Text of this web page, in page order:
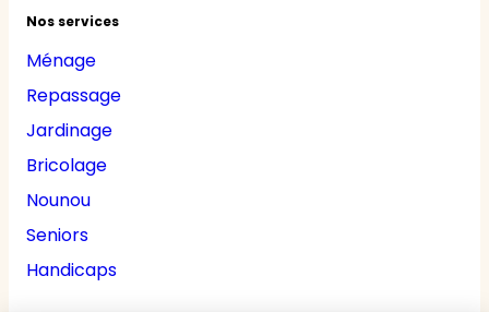
Nos services
Ménage
Repassage
Jardinage
Bricolage
Nounou
Seniors
Handicaps